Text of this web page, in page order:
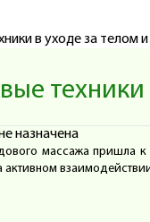
техники
назначена
массажа пришла
активном